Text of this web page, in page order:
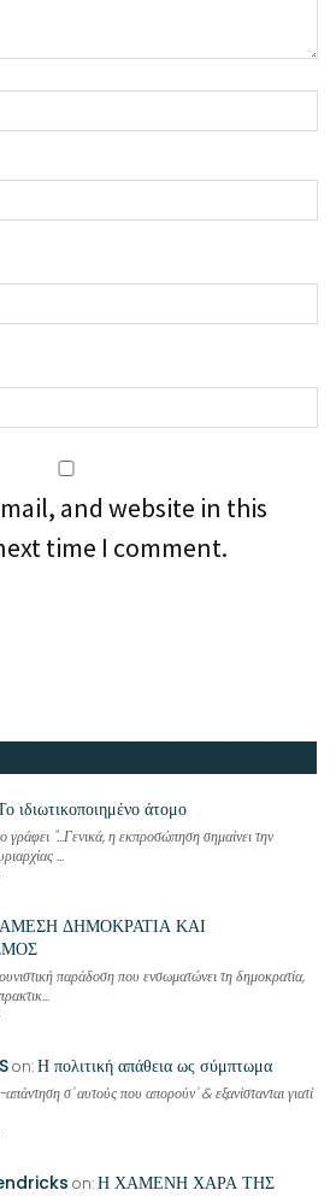
and website in this
time I comment.
ιδιωτικοποιημένο άτομο
γράφει "...Γενικά, η εκπροσώπηση σημαίνει την
...
ΑΜΕΣΗ ΔΗΜΟΚΡΑΤΙΑ ΚΑΙ
παράδοση που ενσωματώνει τη δημοκρατία,
on:Η πολιτική απάθεια ως σύμπτωμα
σ' αυτούς που απορούν' & εξανίστανται γιατί
on:Η ΧΑΜΕΝΗ ΧΑΡΑ ΤΗΣ